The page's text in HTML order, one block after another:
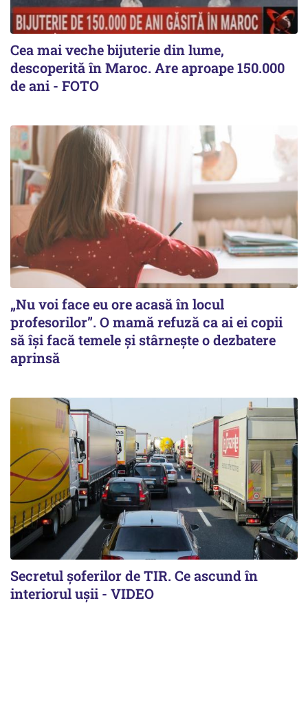
Cea mai veche bijuterie din lume,
descoperită în Maroc. Are aproape 150.000
de ani - FOTO
„Nu voi face eu ore acasă în locul
profesorilor”. O mamă refuză ca ai ei copii
să își facă temele și stârnește o dezbatere
aprinsă
Secretul șoferilor de TIR. Ce ascund în
interiorul ușii - VIDEO